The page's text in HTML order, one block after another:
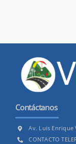
Contáctanos
Av. Luis Enrique
CONTACTO